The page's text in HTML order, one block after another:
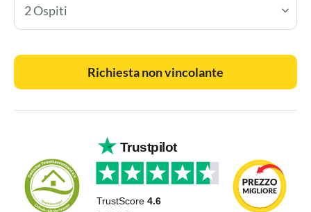
2 Ospiti
Richiesta non vincolante